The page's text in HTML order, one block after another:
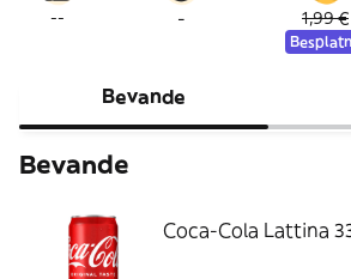
-- - 1,99 €
Bevande
Bevande
Coca-Cola Lattina